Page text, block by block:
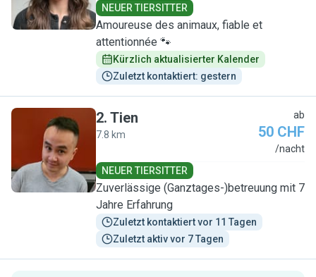
NEUER TIERSITTER
Amoureuse des animaux, fiable et
attentionnée 🐾
Kürzlich aktualisierter Kalender
Zuletzt kontaktiert: gestern
T
2. Tien
7.8 km
ab
50 CHF
/nacht
NEUER TIERSITTER
Zuverlässige (Ganztages-)betreuung mit 7
Jahre Erfahrung
Zuletzt kontaktiert vor 11 Tagen
Zuletzt aktiv vor 7 Tagen